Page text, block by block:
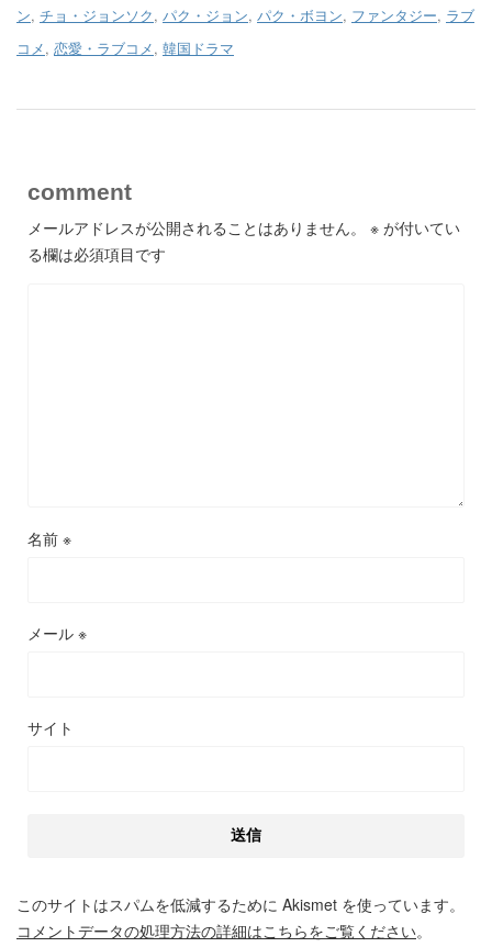
ン, チョ・ジョンソク, パク・ジョン, パク・ボヨン, ファンタジー, ラブ
コメ, 恋愛・ラブコメ, 韓国ドラマ
comment
メールアドレスが公開されることはありません。 ※ が付いてい
る欄は必須項目です
名前 ※
メール ※
サイト
このサイトはスパムを低減するために Akismet を使っています。
コメントデータの処理方法の詳細はこちらをご覧ください。